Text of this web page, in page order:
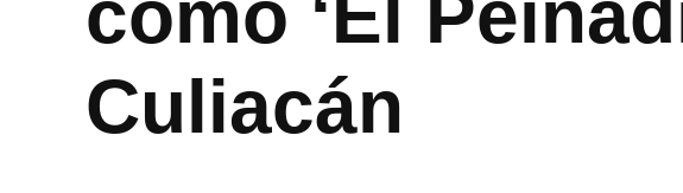
Culiacán